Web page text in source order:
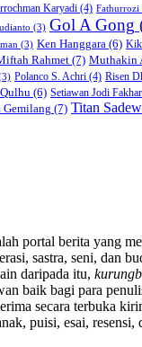
Karyadi (4)
(3) Gol A Gong
(3) Ken Hanggara (6)
Rahmet(7) Muthakin
Polanco S. Achri (4) Risen
(6) Setiawan Jodi Fakhar
Gemilang (7) Titan
portal berita yang
sastra, seni, dan
daripada itu,
baik bagi para
secara terbuka
puisi, esai, resensi,